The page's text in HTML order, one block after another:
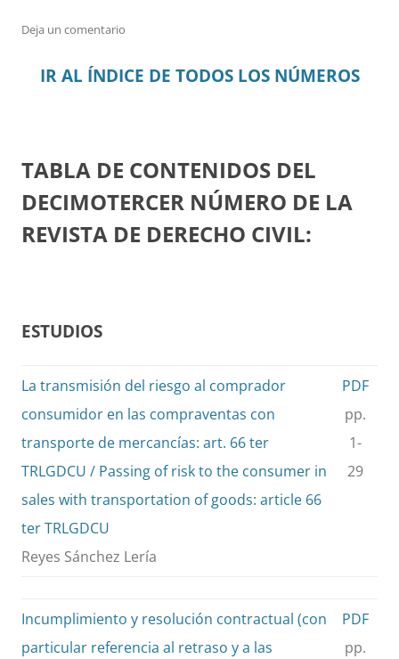
Deja un comentario
IR AL ÍNDICE DE TODOS LOS NÚMEROS
TABLA DE CONTENIDOS DEL
DECIMOTERCER NÚMERO DE LA
REVISTA DE DERECHO CIVIL:
ESTUDIOS
La transmisión del riesgo al comprador
consumidor en las compraventas con
transporte de mercancías: art. 66 ter
TRLGDCU / Passing of risk to the consumer in
sales with transportation of goods: article 66
ter TRLGDCU
Reyes Sánchez Lería
PDF
pp.
1-
29
Incumplimiento y resolución contractual (con
particular referencia al retraso y a las
PDF
pp.